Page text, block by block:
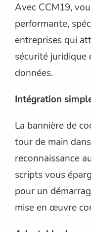
Avec CCM19,
performante,
entreprises qui
sécurité
données.
Intégration
La bannière de
tour de main
reconnaissance
scripts vous
pour un
mise en œuvre